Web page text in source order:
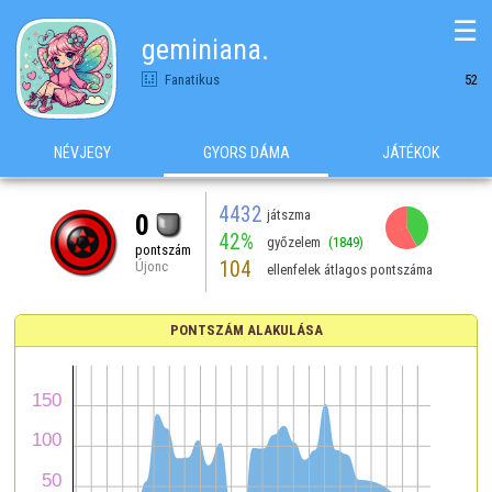
geminiana.
Fanatikus 52
☰
NÉVJEGY GYORS DÁMA JÁTÉKOK
0
pontszám
Újonc
4432 játszma
42% győzelem (1849)
104 ellenfelek átlagos pontszáma
PONTSZÁM ALAKULÁSA